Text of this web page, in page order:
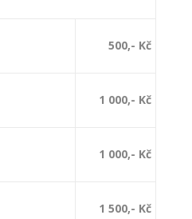
500,- Kč
1 000,- Kč
1 000,- Kč
1 500,- Kč